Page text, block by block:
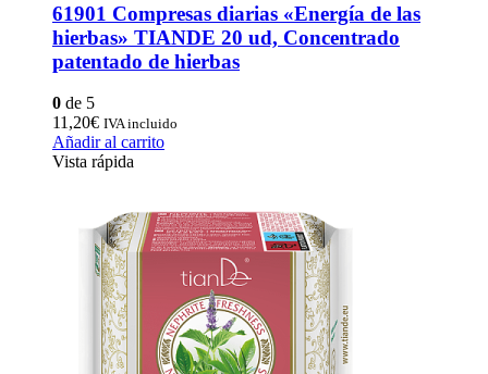
61901 Compresas diarias «Energía de las
hierbas» TIANDE 20 ud, Concentrado
patentado de hierbas
0 de 5
11,20€ IVA incluido
Añadir al carrito
Vista rápida